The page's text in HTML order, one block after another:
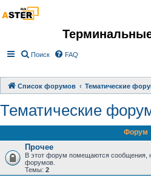
Поиск FAQ
Список форумов Тематические
Тематические
Форум
Прочее
В этот форум помещаются сообщения,
форумов.
Темы: 2